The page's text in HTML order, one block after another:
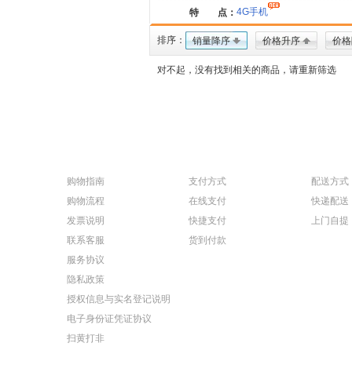
特 点： 4G手机
排序： 销量降序 价格升序 价
对不起，没有找到相关的商品，请重新筛选
购物指南
购物流程
发票说明
联系客服
服务协议
隐私政策
授权信息与实名登记说明
电子身份证凭证协议
扫黄打非
支付方式
在线支付
快捷支付
货到付款
配送方式
快递配送
上门自提